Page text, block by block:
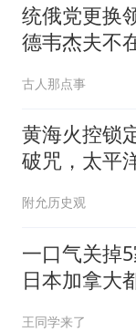
统俄党更换
德韦杰夫不
坛释放出什
古人那点事
黄海火控锁
破咒，太平
附允历史观
一口气关掉
日本加拿大
格临终遗言
王同学来了